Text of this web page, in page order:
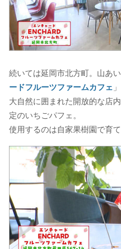
続いては延岡市北方町。山あ
ードフルーツファームカフェ
大自然に囲まれた開放的な店
定のいちごパフェ。
使用するのは自家果樹園で育